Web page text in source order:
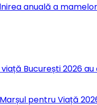
anuală a
București 2026
pentru Viață